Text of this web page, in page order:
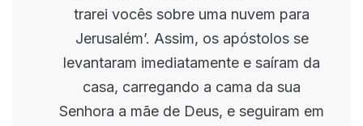
trarei vocês sobre uma nuvem para
Jerusalém’. Assim, os apóstolos se
levantaram imediatamente e saíram da
casa, carregando a cama da sua
Senhora a mãe de Deus, e seguiram em